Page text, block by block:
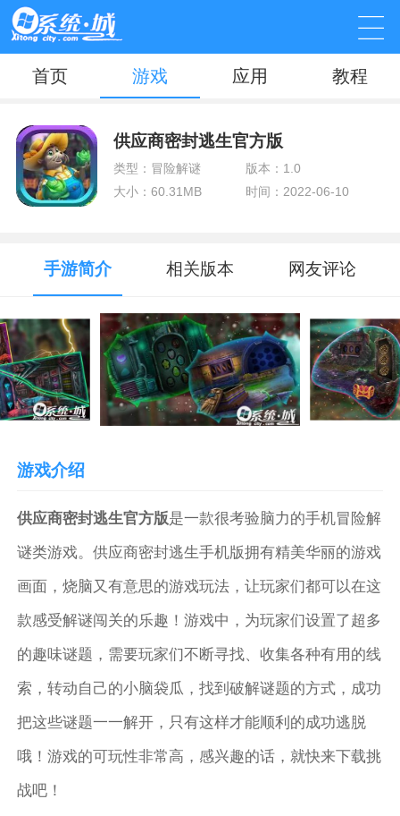
首页 游戏 应用 教程
供应商密封逃生官方版
类型：冒险解谜
版本：1.0
大小：60.31MB
时间：2022-06-10
手游简介 相关版本 网友评论
游戏介绍
供应商密封逃生官方版是一款很考验脑力的手机冒险解
谜类游戏。供应商密封逃生手机版拥有精美华丽的游戏
画面，烧脑又有意思的游戏玩法，让玩家们都可以在这
款感受解谜闯关的乐趣！游戏中，为玩家们设置了超多
的趣味谜题，需要玩家们不断寻找、收集各种有用的线
索，转动自己的小脑袋瓜，找到破解谜题的方式，成功
把这些谜题一一解开，只有这样才能顺利的成功逃脱
哦！游戏的可玩性非常高，感兴趣的话，就快来下载挑
战吧！